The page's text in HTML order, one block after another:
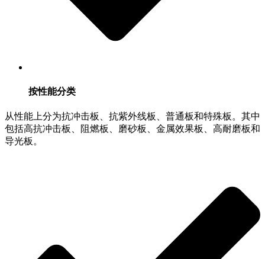
按性能分类
从性能上分为抗冲击板、抗紫外线板、普通板和特殊板。其中
包括高抗冲击板、阻燃板、磨砂板、金属效果板、高耐磨板和
导光板。